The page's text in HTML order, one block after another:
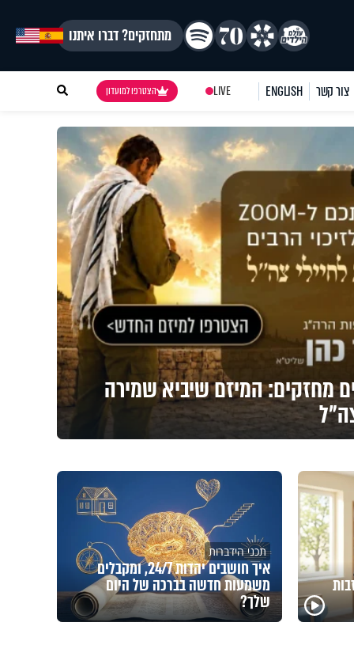
מתחזקים? דברו איתנו
צור קשר ENGLISH
LIVE הצטרפו למועדון
מחזקים: המיזם שיביא שמירה
תכני הידברות
איך חושבים יהדות 24/7, ומקבלים
משמעות חדשה בברכה של היום
שלך?